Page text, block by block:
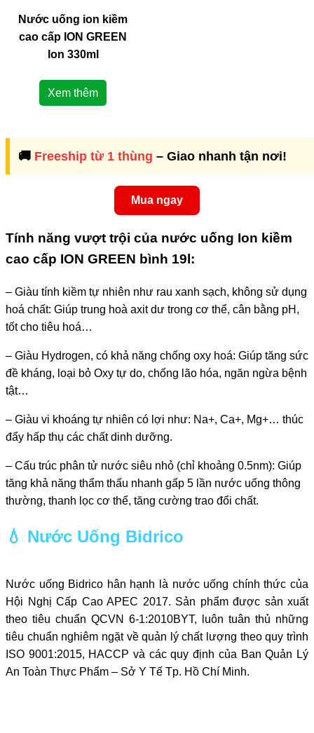
Nước uống ion kiềm
cao cấp ION GREEN
lon 330ml
Xem thêm
🚚 Freeship từ 1 thùng – Giao nhanh tận nơi!
Mua ngay
Tính năng vượt trội của nước uống Ion kiềm
cao cấp ION GREEN bình 19l:
– Giàu tính kiềm tự nhiên như rau xanh sạch, không sử dụng
hoá chất: Giúp trung hoà axit dư trong cơ thể, cân bằng pH,
tốt cho tiêu hoá…
– Giàu Hydrogen, có khả năng chống oxy hoá: Giúp tăng sức
đề kháng, loại bỏ Oxy tự do, chống lão hóa, ngăn ngừa bệnh
tật…
– Giàu vi khoáng tự nhiên có lợi như: Na+, Ca+, Mg+… thúc
đẩy hấp thụ các chất dinh dưỡng.
– Cấu trúc phân tử nước siêu nhỏ (chỉ khoảng 0.5nm): Giúp
tăng khả năng thẩm thấu nhanh gấp 5 lần nước uống thông
thường, thanh lọc cơ thể, tăng cường trao đổi chất.
💧 Nước Uống Bidrico
Nước uống Bidrico hân hạnh là nước uống chính thức của
Hội Nghị Cấp Cao APEC 2017. Sản phẩm được sản xuất
theo tiêu chuẩn QCVN 6-1:2010BYT, luôn tuân thủ những
tiêu chuẩn nghiêm ngặt về quản lý chất lượng theo quy trình
ISO 9001:2015, HACCP và các quy định của Ban Quản Lý
An Toàn Thực Phẩm – Sở Y Tế Tp. Hồ Chí Minh.